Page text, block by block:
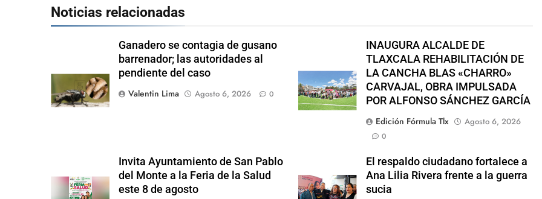
Noticias relacionadas
Ganadero se contagia de gusano
barrenador; las autoridades al
pendiente del caso
Valentin Lima
Agosto 6, 2026 0
INAUGURA ALCALDE DE
TLAXCALA REHABILITACIÓN DE
LA CANCHA BLAS «CHARRO»
CARVAJAL, OBRA IMPULSADA
POR ALFONSO SÁNCHEZ GARCÍA
Edición Fórmula Tlx
Agosto 6, 2026
0
Invita Ayuntamiento de San Pablo
del Monte a la Feria de la Salud
este 8 de agosto
El respaldo ciudadano fortalece a
Ana Lilia Rivera frente a la guerra
sucia